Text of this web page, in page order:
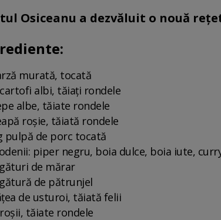
Osiceanu a dezvăluit o nouă
murată, tocată
albi, tăiați rondele
albe, tăiate rondele
roșie, tăiată rondele
pulpă de porc tocată
piper negru, boia dulce, boia iute,
de mărar
de pătrunjel
de usturoi, tăiată felii
tăiate rondele